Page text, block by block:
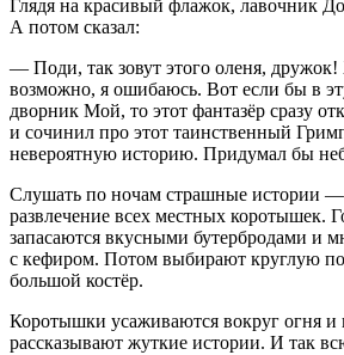
Глядя на красивый флажок, лавочник
А потом сказал:
— Поди, так зовут этого оленя, дружок!
возможно, я ошибаюсь. Вот если бы в
дворник Мой, то этот фантазёр сразу
и сочинил про этот таинственный
невероятную историю. Придумал бы
Слушать по ночам страшные истории
развлечение всех местных коротышек.
запасаются вкусными бутербродами и
с кефиром. Потом выбирают круглую
большой костёр.
Коротышки усаживаются вокруг огня и
рассказывают жуткие истории. И так